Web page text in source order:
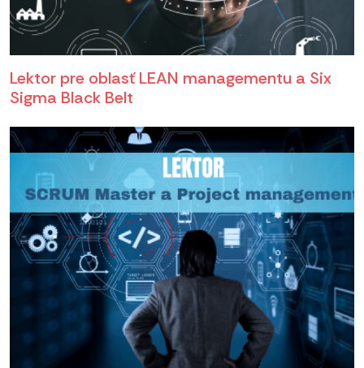
Lektor pre oblasť LEAN managementu a Six
Sigma Black Belt